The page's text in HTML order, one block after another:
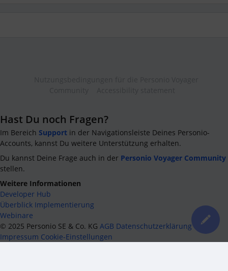
Hast Du noch Fragen?
Im Bereich Support in der Navigationsleiste Deines Personio-
Accounts, kannst Du weitere Unterstützung erhalten.
Du kannst Deine Frage auch in der Personio Voyager Community
stellen.
Weitere Informationen
Developer Hub
Überblick Implementierung
Webinare
© 2025 Personio SE & Co. KG AGB Datenschutzerklärung
Impressum Cookie-Einstellungen